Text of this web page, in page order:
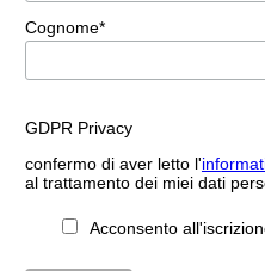
Cognome*
GDPR Privacy
confermo di aver letto l'
al trattamento dei miei dati
Acconsento